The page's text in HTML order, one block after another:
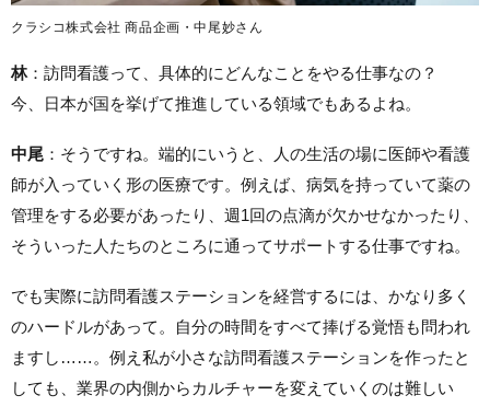
クラシコ株式会社 商品企画・中尾妙さん
林：訪問看護って、具体的にどんなことをやる仕事なの？
今、日本が国を挙げて推進している領域でもあるよね。
中尾 ：そうですね。端的にいうと、人の生活の場に医師や看護
師が入っていく形の医療です。例えば、病気を持っていて薬の
管理をする必要があったり、週1回の点滴が欠かせなかったり、
そういった人たちのところに通ってサポートする仕事ですね。
でも実際に訪問看護ステーションを経営するには、かなり多く
のハードルがあって。自分の時間をすべて捧げる覚悟も問われ
ますし……。例え私が小さな訪問看護ステーションを作ったと
しても、業界の内側からカルチャーを変えていくのは難しい